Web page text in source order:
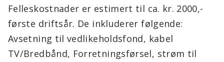
Felleskostnader er estimert til ca. kr. 2000,-
første driftsår. De inkluderer følgende:
Avsetning til vedlikeholdsfond, kabel
TV/Bredbånd, Forretningsførsel, strøm til